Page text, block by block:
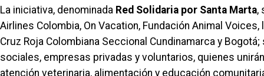
La iniciativa, denominada Red Solidaria por Santa Marta,
Airlines Colombia, On Vacation, Fundación Animal
Cruz Roja Colombiana Seccional Cundinamarca y
sociales, empresas privadas y voluntarios, quienes
atención veterinaria, alimentación y educación